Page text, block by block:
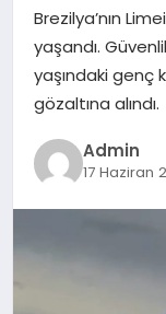
EKONOMI
MAGAZIN
Brezilya’nın
yaşandı.
yaşındaki genç
gözaltına alındı.
Admin
17 Haziran